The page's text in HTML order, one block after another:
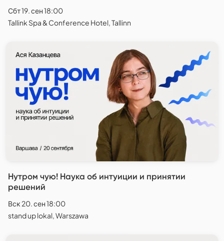
Сбт 19. сен 18:00
Tallink Spa & Conference Hotel, Tallinn
Нутром чую! Наука об интуиции и принятии
решений
Вск 20. сен 18:00
stand up lokal, Warszawa